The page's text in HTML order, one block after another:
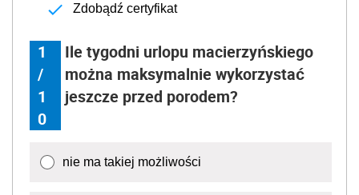
Zdobądź certyfikat
1
/
1
0
Ile tygodni urlopu macierzyńskiego
można maksymalnie wykorzystać
jeszcze przed porodem?
nie ma takiej możliwości